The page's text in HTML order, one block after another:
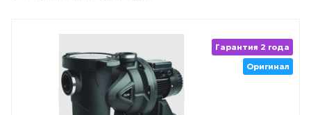
Гарантия 2 года
Оригинал